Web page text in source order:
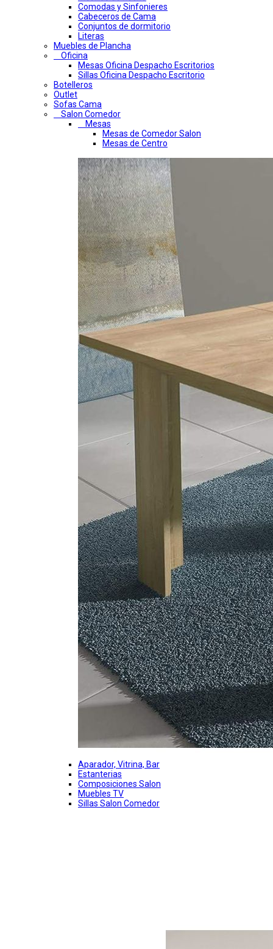
Comodas y Sinfonieres
Cabeceros de Cama
Conjuntos de dormitorio
Literas
Muebles de Plancha
Oficina
Mesas Oficina Despacho Escritorios
Sillas Oficina Despacho Escritorio
Botelleros
Outlet
Sofas Cama
Salon Comedor
Mesas
Mesas de Comedor Salon
Mesas de Centro
Aparador, Vitrina, Bar
Estanterias
Composiciones Salon
Muebles TV
Sillas Salon Comedor